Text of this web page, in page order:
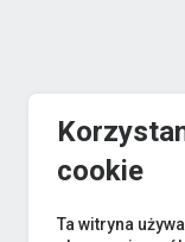
cookie
Ta witryna